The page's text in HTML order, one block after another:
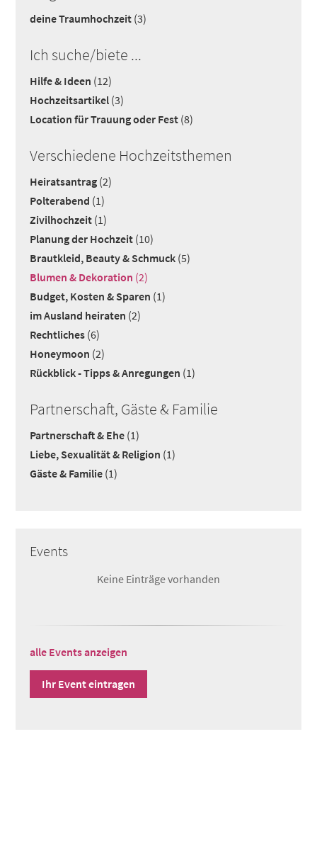
deine Traumhochzeit (3)
Ich suche/biete ...
Hilfe & Ideen (12)
Hochzeitsartikel (3)
Location für Trauung oder Fest (8)
Verschiedene Hochzeitsthemen
Heiratsantrag (2)
Polterabend (1)
Zivilhochzeit (1)
Planung der Hochzeit (10)
Brautkleid, Beauty & Schmuck (5)
Blumen & Dekoration (2)
Budget, Kosten & Sparen (1)
im Ausland heiraten (2)
Rechtliches (6)
Honeymoon (2)
Rückblick - Tipps & Anregungen (1)
Partnerschaft, Gäste & Familie
Partnerschaft & Ehe (1)
Liebe, Sexualität & Religion (1)
Gäste & Familie (1)
Events
Keine Einträge vorhanden
alle Events anzeigen
Ihr Event eintragen